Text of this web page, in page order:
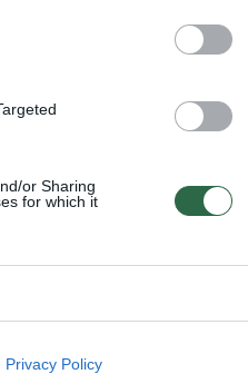
or Sharing
for which it
Privacy Policy
vardą
–